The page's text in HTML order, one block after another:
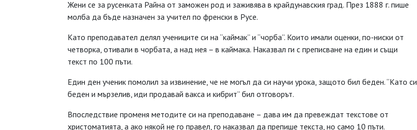
Жени се за русенката Райна от заможен род и заживява в крайдунавския град. През 1888 г. пише
молба да бъде назначен за учител по френски в Русе.
Като преподавател делял учениците си на “каймак” и “чорба”. Които имали оценки, по-ниски от
четворка, отивали в чорбата, а над нея – в каймака. Наказвал ги с преписване на един и същи
текст по 100 пъти.
Един ден ученик помолил за извинение, че не могъл да си научи урока, защото бил беден. “Като си
беден и мързелив, иди продавай вакса и кибрит” бил отговорът.
Впоследствие променя методите си на преподаване – дава им да превеждат текстове от
христоматията, а ако някой не го правел, го наказвал да препише текста, но само 10 пъти.